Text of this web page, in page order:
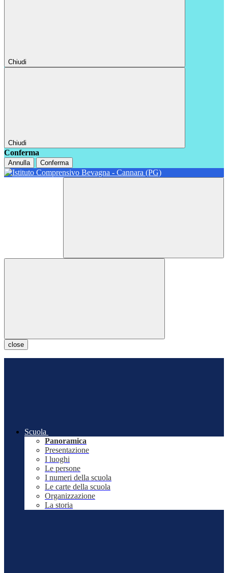
Chiudi
Chiudi
Conferma
Annulla Conferma
close
Scuola
Panoramica
Presentazione
I luoghi
Le persone
I numeri della scuola
Le carte della scuola
Organizzazione
La storia